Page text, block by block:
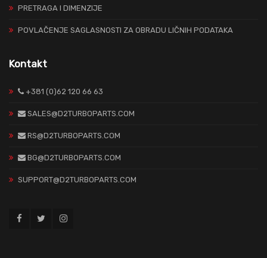
PRETRAGA I DIMENZIJE
POVLAČENJE SAGLASNOSTI ZA OBRADU LIČNIH PODATAKA
Kontakt
+381 (0)62 120 66 63
SALES@D2TURBOPARTS.COM
RS@D2TURBOPARTS.COM
BG@D2TURBOPARTS.COM
SUPPORT@D2TURBOPARTS.COM